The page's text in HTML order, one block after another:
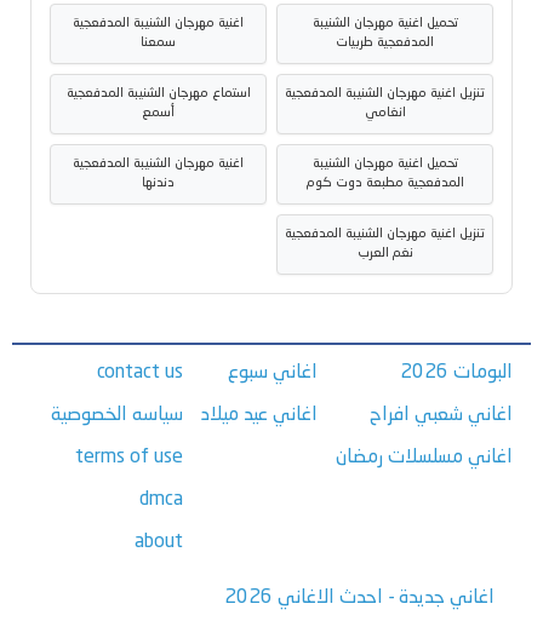
تحميل اغنية مهرجان الشنيبة
المدفعجية طربيات
اغنية مهرجان الشنيبة المدفعجية
سمعنا
تنزيل اغنية مهرجان الشنيبة المدفعجية
انغامي
استماع مهرجان الشنيبة المدفعجية
أسمع
تحميل اغنية مهرجان الشنيبة
المدفعجية مطبعة دوت كوم
اغنية مهرجان الشنيبة المدفعجية
دندنها
تنزيل اغنية مهرجان الشنيبة المدفعجية
نغم العرب
البومات 2026
اغاني شعبي افراح
اغاني مسلسلات رمضان
اغاني سبوع
اغاني عيد ميلاد
contact us
سياسه الخصوصية
terms of use
dmca
about
اغاني جديدة - احدث الاغاني 2026